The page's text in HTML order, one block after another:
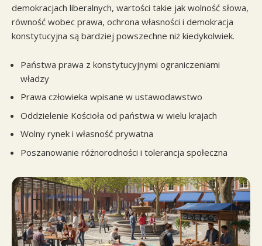
demokracjach liberalnych, wartości takie jak wolność słowa,
równość wobec prawa, ochrona własności i demokracja
konstytucyjna są bardziej powszechne niż kiedykolwiek.
Państwa prawa z konstytucyjnymi ograniczeniami
władzy
Prawa człowieka wpisane w ustawodawstwo
Oddzielenie Kościoła od państwa w wielu krajach
Wolny rynek i własność prywatna
Poszanowanie różnorodności i tolerancja społeczna